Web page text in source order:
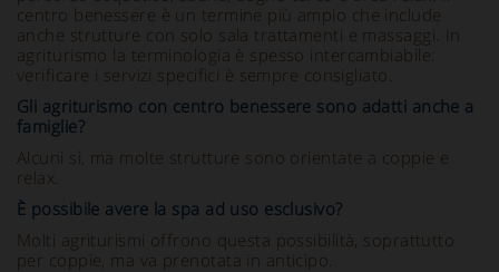
centro benessere è un termine più ampio che include
anche strutture con solo sala trattamenti e massaggi. In
agriturismo la terminologia è spesso intercambiabile:
verificare i servizi specifici è sempre consigliato.
Gli agriturismo con centro benessere sono adatti anche a
famiglie?
Alcuni sì, ma molte strutture sono orientate a coppie e
relax.
È possibile avere la spa ad uso esclusivo?
Molti agriturismi offrono questa possibilità, soprattutto
per coppie, ma va prenotata in anticipo.